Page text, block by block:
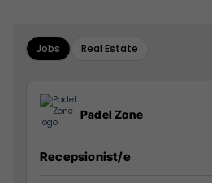
Jobs Real Estate
Padel Zone
Recepsionist/e